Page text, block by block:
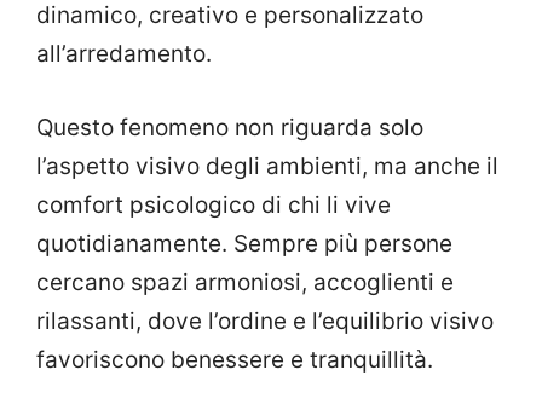
dinamico, creativo e personalizzato
all’arredamento.
Questo fenomeno non riguarda solo
l’aspetto visivo degli ambienti, ma anche il
comfort psicologico di chi li vive
quotidianamente. Sempre più persone
cercano spazi armoniosi, accoglienti e
rilassanti, dove l’ordine e l’equilibrio visivo
favoriscono benessere e tranquillità.